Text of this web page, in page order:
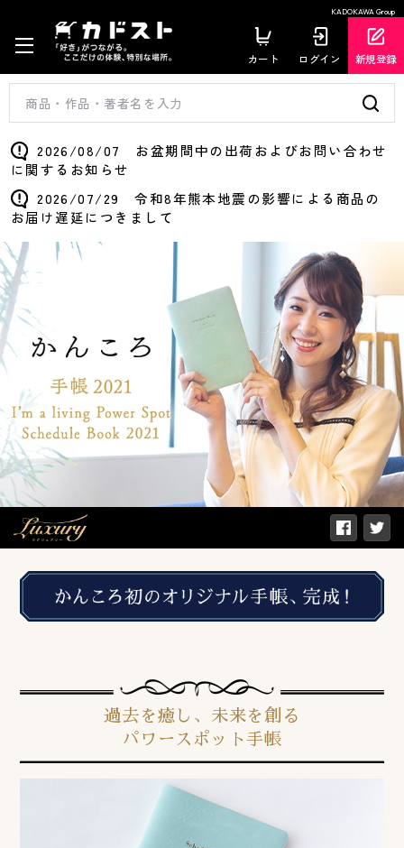
KADOKAWA Group
カート ログイン 新規登録
2026/08/07 お盆期間中の出荷およびお問い合わせ
に関するお知らせ
2026/07/29 令和8年熊本地震の影響による商品の
お届け遅延につきまして
過去を癒し、未来を創る
パワースポット手帳